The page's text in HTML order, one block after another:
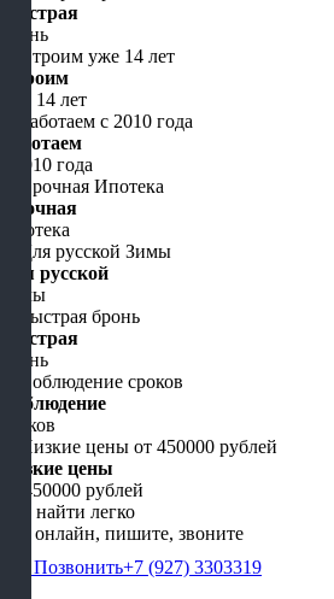
Быстрая
бронь
Строим
уже 14 лет
Работаем
с 2010 года
Срочная
Ипотека
Для русской
Зимы
Быстрая
бронь
Соблюдение
сроков
Низкие цены
от 450000 рублей
Нас найти легко
Мы онлайн, пишите, звоните
Позвонить+7 (927) 3303319